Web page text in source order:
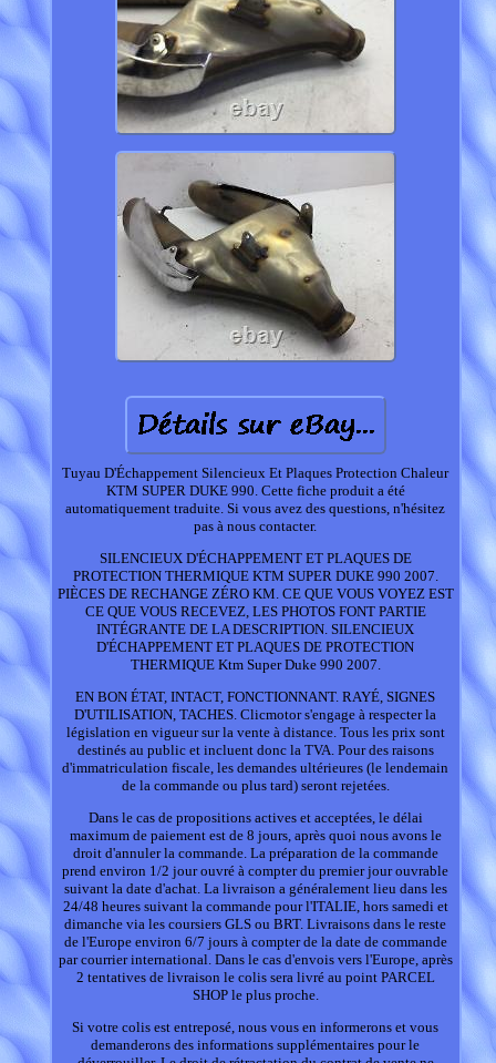
Tuyau D'Échappement Silencieux Et Plaques Protection Chaleur
KTM SUPER DUKE 990. Cette fiche produit a été
automatiquement traduite. Si vous avez des questions, n'hésitez
pas à nous contacter.
SILENCIEUX D'ÉCHAPPEMENT ET PLAQUES DE
PROTECTION THERMIQUE KTM SUPER DUKE 990 2007.
PIÈCES DE RECHANGE ZÉRO KM. CE QUE VOUS VOYEZ EST
CE QUE VOUS RECEVEZ, LES PHOTOS FONT PARTIE
INTÉGRANTE DE LA DESCRIPTION. SILENCIEUX
D'ÉCHAPPEMENT ET PLAQUES DE PROTECTION
THERMIQUE Ktm Super Duke 990 2007.
EN BON ÉTAT, INTACT, FONCTIONNANT. RAYÉ, SIGNES
D'UTILISATION, TACHES. Clicmotor s'engage à respecter la
législation en vigueur sur la vente à distance. Tous les prix sont
destinés au public et incluent donc la TVA. Pour des raisons
d'immatriculation fiscale, les demandes ultérieures (le lendemain
de la commande ou plus tard) seront rejetées.
Dans le cas de propositions actives et acceptées, le délai
maximum de paiement est de 8 jours, après quoi nous avons le
droit d'annuler la commande. La préparation de la commande
prend environ 1/2 jour ouvré à compter du premier jour ouvrable
suivant la date d'achat. La livraison a généralement lieu dans les
24/48 heures suivant la commande pour l'ITALIE, hors samedi et
dimanche via les coursiers GLS ou BRT. Livraisons dans le reste
de l'Europe environ 6/7 jours à compter de la date de commande
par courrier international. Dans le cas d'envois vers l'Europe, après
2 tentatives de livraison le colis sera livré au point PARCEL
SHOP le plus proche.
Si votre colis est entreposé, nous vous en informerons et vous
demanderons des informations supplémentaires pour le